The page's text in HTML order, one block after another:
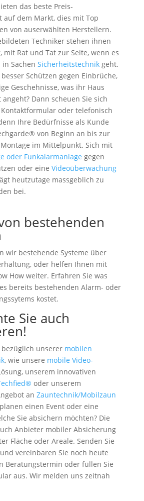
das beste Preis-
auf dem Markt, dies mit Top
von auserwählten Herstellern.
Techniker stehen ihnen
mit Rat und Tat zur Seite, wenn es
Sachen Sicherheitstechnik geht.
Schützen gegen Einbrüche,
Geschehnisse, was ihr Haus
Dann scheuen Sie sich
oder telefonisch
Ihre Bedürfnisse als Kunde
von Beginn an bis zur
im Mittelpunkt. Sich mit
oder Funkalarmanlage gegen
oder eine Videoüberwachung
heutzutage massgeblich zu
bei.
bestehenden
wir bestehende Systeme über
oder helfen Ihnen mit
How weiter. Erfahren Sie was
bereits bestehenden Alarm- oder
kostet.
Sie auch
unserer mobilen
, wie unsere mobile Video-
unserem innovativen
oder unserem
an Zauntechnik/Mobilzaun
einen Event oder eine
Sie absichern möchten? Die
Anbieter mobiler Absicherung
Fläche oder Areale. Senden Sie
vereinbaren Sie noch heute
Beratungstermin oder füllen Sie
aus. Wir melden uns zeitnah